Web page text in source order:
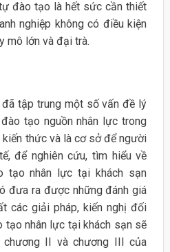
đào tạo là hết sức cần thiết
nghiệp không có điều kiện
mô lớn và đại trà.
tập trung một số vấn đề lý
tạo nguồn nhân lực trong
thức và là cơ sở để người
để nghiên cứu, tìm hiểu về
tạo nhân lực tại khách sạn
đưa ra được những đánh giá
các giải pháp, kiến nghị đối
tạo nhân lực tại khách sạn sẽ
II và chương III của